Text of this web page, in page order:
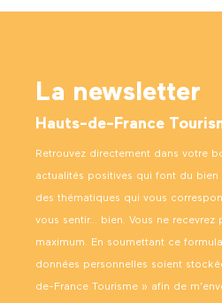
La newsletter
Hauts-de-France
Retrouvez directement dans votre
actualités positives qui font du bien
des thématiques qui vous
vous sentir… bien. Vous ne recevrez
maximum. En soumettant ce
données personnelles soient
de-France Tourisme » afin de